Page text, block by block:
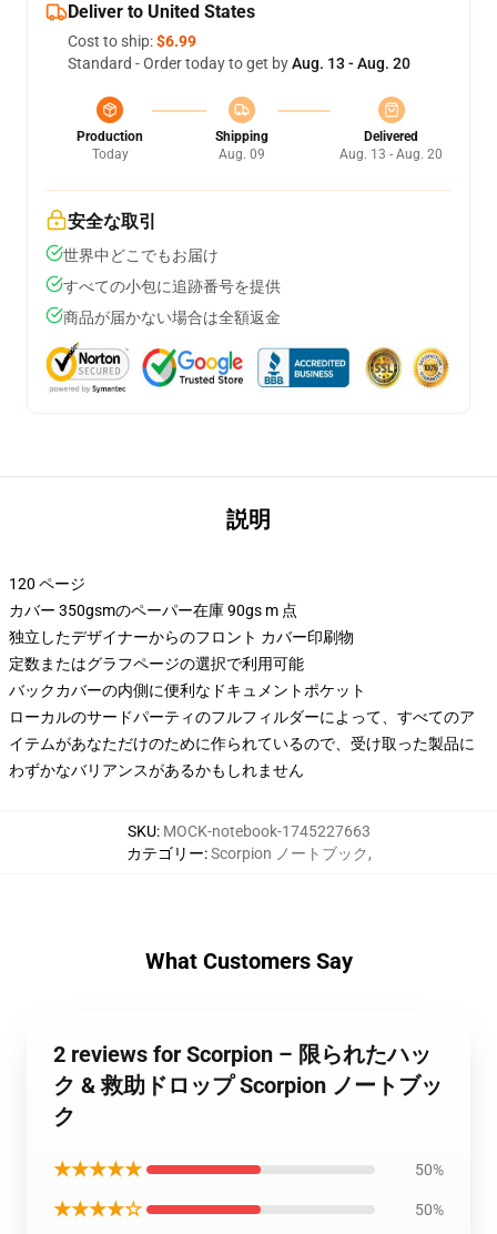
Deliver to United States
Cost to ship:$6.99
Standard - Order today to get byAug. 13 - Aug. 20
Production
Today
Shipping
Aug. 09
Delivered
Aug. 13 - Aug. 20
安全な取引
世界中どこでもお届け
すべての小包に追跡番号を提供
商品が届かない場合は全額返金
説明
120 ページ
カバー 350gsmのペーパー在庫 90gs m 点
独立したデザイナーからのフロント カバー印刷物
定数またはグラフページの選択で利用可能
バックカバーの内側に便利なドキュメントポケット
ローカルのサードパーティのフルフィルダーによって、すべてのア
イテムがあなただけのために作られているので、受け取った製品に
わずかなバリアンスがあるかもしれません
SKU: MOCK-notebook-1745227663
カテゴリー:Scorpion ノートブック,
What Customers Say
2 reviews for Scorpion – 限られたハッ
ク & 救助ドロップ Scorpion ノートブッ
ク
★★★★★ 50%
★★★★☆ 50%